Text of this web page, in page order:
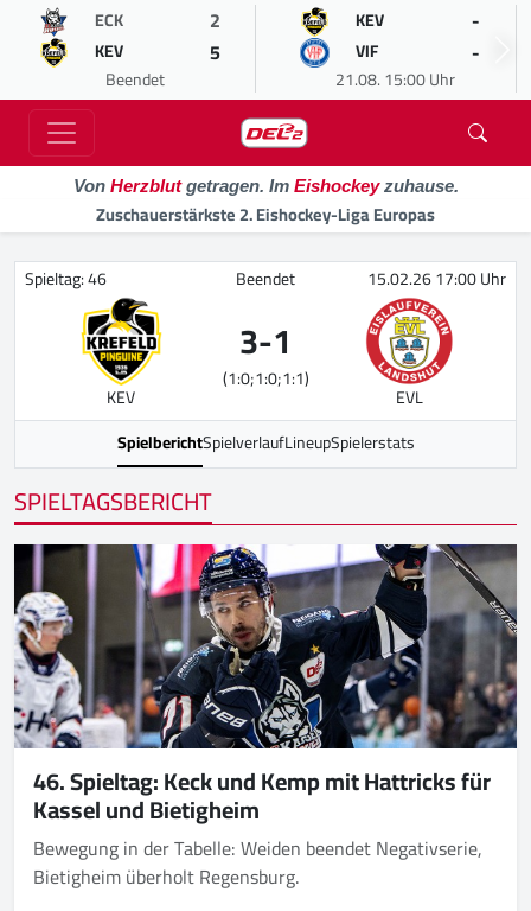
ECK 2
KEV 5
Beendet
KEV -
VIF -
21.08. 15:00 Uhr
Von Herzblutgetragen. Im Eishockeyzuhause.
Zuschauerstärkste 2. Eishockey-Liga Europas
Spieltag: 46 Beendet 15.02.26 17:00 Uhr
KEV
3-1
(1:0;1:0;1:1)
EVL
SpielberichtSpielverlaufLineupSpielerstats
SPIELTAGSBERICHT
46. Spieltag: Keck und Kemp mit Hattricks für
Kassel und Bietigheim
Bewegung in der Tabelle: Weiden beendet Negativserie,
Bietigheim überholt Regensburg.